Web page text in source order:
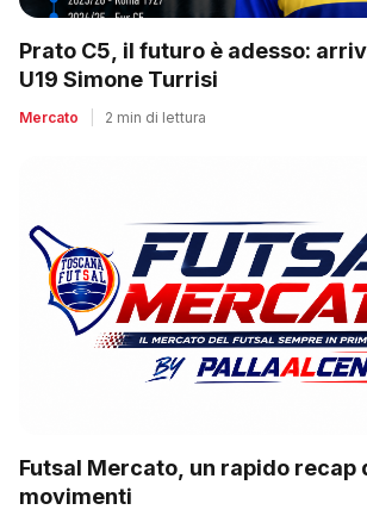
Prato C5, il futuro è adesso:
U19 Simone Turrisi
Mercato 2 min di lettura
Futsal Mercato, un rapido recap
movimenti